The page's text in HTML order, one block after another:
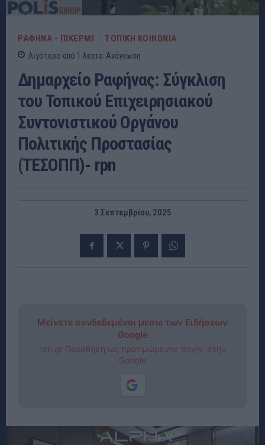
ΡΑΦΗΝΑ - ΠΙΚΕΡΜΙ ΤΟΠΙΚΗ ΚΟΙΝΩΝΙΑ
Λιγότερο από 1 λεπτα Ανάγνωση
Δημαρχείο Ραφήνας: Σύγκλιση
του Τοπικού Επιχειρησιακού
Συντονιστικού Οργάνου
Πολιτικής Προστασίας
(ΤΕΣΟΠΠ)- rpn
3 Σεπτεμβρίου, 2025
Μείνετε συνδεδεμένοι μέσω των Ειδήσεων
Google
rpn.gr Προσθήκη ως προτιμώμενης πηγής στην
Google